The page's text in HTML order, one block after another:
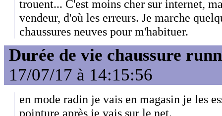
trouent... C'est moins cher sur internet,
vendeur, d'où les erreurs. Je marche
chaussures neuves pour m'habituer.
Durée de vie chaussure
17/07/17 à 14:15:56
en mode radin je vais en magasin je les
pointure après je vais sur le net.